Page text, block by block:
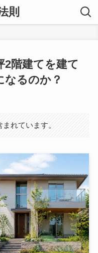
則
2階建てを建て
なるのか？
れています。